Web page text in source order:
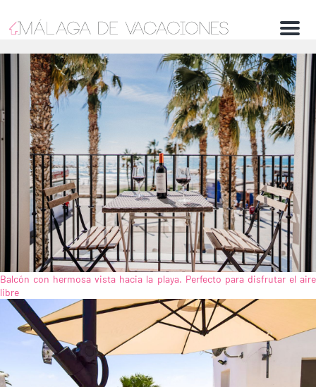
Menu
Balcón con hermosa vista hacia la playa. Perfecto para disfrutar el aire
libre